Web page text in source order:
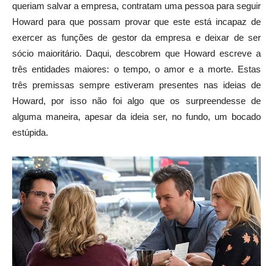
queriam salvar a empresa, contratam uma pessoa para seguir
Howard para que possam provar que este está incapaz de
exercer as funções de gestor da empresa e deixar de ser
sócio maioritário. Daqui, descobrem que Howard escreve a
três entidades maiores: o tempo, o amor e a morte. Estas
três premissas sempre estiveram presentes nas ideias de
Howard, por isso não foi algo que os surpreendesse de
alguma maneira, apesar da ideia ser, no fundo, um bocado
estúpida.